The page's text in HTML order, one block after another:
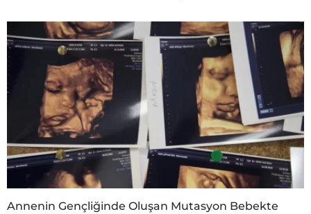
Annenin Gençliğinde Oluşan Mutasyon Bebekte